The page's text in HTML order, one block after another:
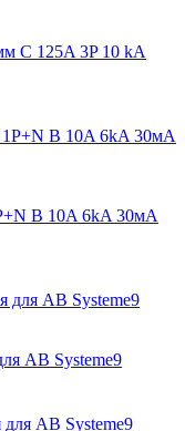
C 125A 3P 10 kA
B 10A 6kA 30мА
АВ Systeme9